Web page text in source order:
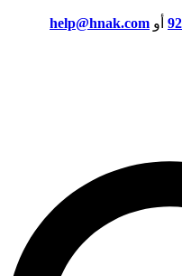
أو help@hnak.com